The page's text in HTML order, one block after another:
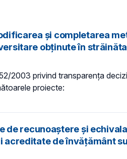
și completarea
obținute în
2003 privind transparenţa
proiecte:
de recunoaştere și
de învăţământ